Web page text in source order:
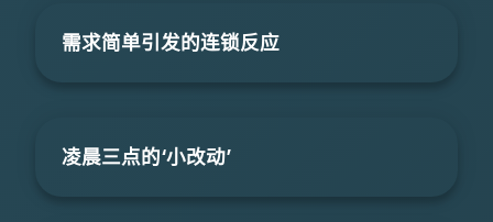
需求简单引发的连锁反应
凌晨三点的‘小改动’